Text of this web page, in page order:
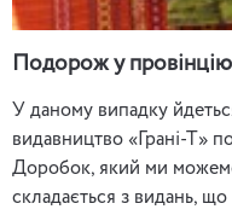
Подорож у провінцію
У даному випадку
видавництво «Грані-Т»
Доробок, який ми
складається з видань,